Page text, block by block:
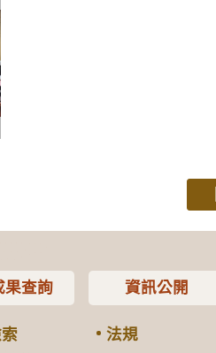
果查詢 資訊公開
法規